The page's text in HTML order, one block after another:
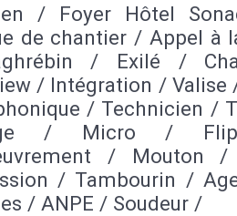
/ Foyer Hôtel
de chantier / Appel à
/ Exilé /
/ Intégration / Valise
/ Technicien /
/ Micro /
/ Mouton
/ Tambourin /
/ ANPE / Soudeur /